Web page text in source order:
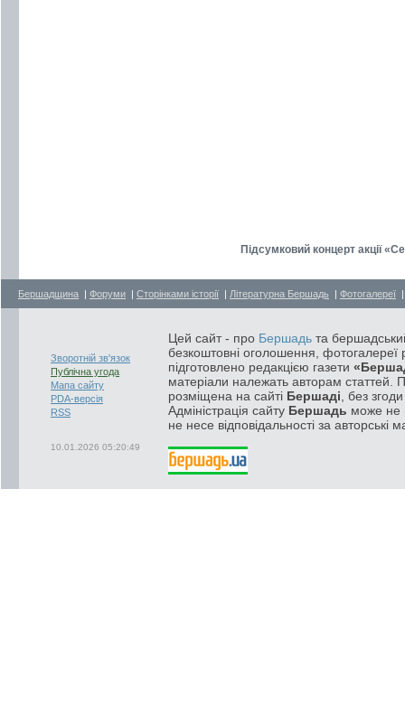
Підсумковий концерт акції
Бершадщина | Форуми | Сторінками історії | Літературна Бершадь | Фотогалереї
Зворотній зв'язок
Публічна угода
Мапа сайту
PDA-версія
RSS
10.01.2026 05:20:49
Цей сайт - про Бершадь та
безкоштовні оголошення, фотогалереї
підготовлено редакцією газети
матеріали належать авторам статтей.
розміщена на сайті Бершаді , без
Адміністрація сайту Бершадь може не
не несе відповідальності за авторські